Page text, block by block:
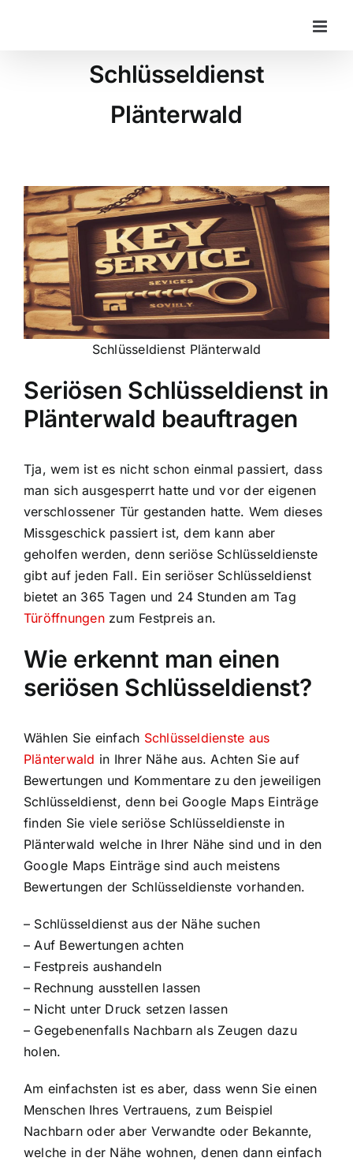
Schlüsseldienst
Plänterwald
Schlüsseldienst Plänterwald
Seriösen Schlüsseldienst in
Plänterwald beauftragen
Tja, wem ist es nicht schon einmal passiert, dass
man sich ausgesperrt hatte und vor der eigenen
verschlossener Tür gestanden hatte. Wem dieses
Missgeschick passiert ist, dem kann aber
geholfen werden, denn seriöse Schlüsseldienste
gibt auf jeden Fall. Ein seriöser Schlüsseldienst
bietet an 365 Tagen und 24 Stunden am Tag
Türöffnungenzum Festpreis an.
Wie erkennt man einen
seriösen Schlüsseldienst?
Wählen Sie einfach Schlüsseldienste aus
Plänterwald in Ihrer Nähe aus. Achten Sie auf
Bewertungen und Kommentare zu den jeweiligen
Schlüsseldienst, denn bei Google Maps Einträge
finden Sie viele seriöse Schlüsseldienste in
Plänterwald welche in Ihrer Nähe sind und in den
Google Maps Einträge sind auch meistens
Bewertungen der Schlüsseldienste vorhanden.
– Schlüsseldienst aus der Nähe suchen
– Auf Bewertungen achten
– Festpreis aushandeln
– Rechnung ausstellen lassen
– Nicht unter Druck setzen lassen
– Gegebenenfalls Nachbarn als Zeugen dazu
holen.
Am einfachsten ist es aber, dass wenn Sie einen
Menschen Ihres Vertrauens, zum Beispiel
Nachbarn oder aber Verwandte oder Bekannte,
welche in der Nähe wohnen, denen dann einfach